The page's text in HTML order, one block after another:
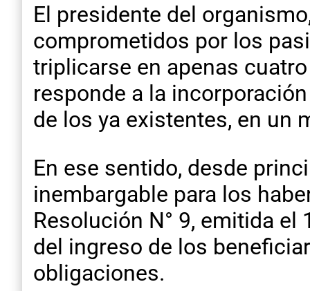
El presidente del
comprometidos por los
triplicarse en apenas
responde a la
de los ya existentes, en un
En ese sentido, desde
inembargable para los
Resolución N° 9, emitida
del ingreso de los
obligaciones.